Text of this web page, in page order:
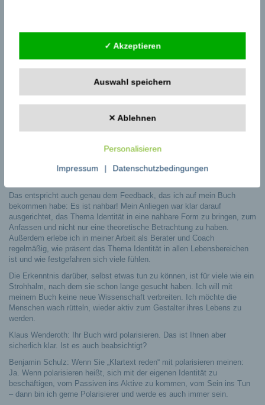
sein lassen. Von diesen spreche ich hier aber nicht. Ich meine solche
Situationen, die wir selbst bestimmen und selbst gestalten können.
Das machen die Menschen da draußen viel zu wenig. Ich kann nur
keine Frage – und ich selbst habe auch schon viel Literatur darüber
dieser Literatur fehlen. Das Thema Identität wird darin so abstrakt
Das entspricht auch genau dem Feedback, das ich auf mein Buch
bekommen habe: Es ist nahbar! Mein Anliegen war klar darauf
ausgerichtet, das Thema Identität in eine nahbare Form zu bringen, zum
Anfassen und nicht nur eine theoretische Betrachtung zu haben.
Außerdem erlebe ich in meiner Arbeit als Berater und Coach
regelmäßig, wie präsent das Thema Identität in allen Lebensbereichen
ist und wie festgefahren sich viele fühlen.
Die Erkenntnis darüber, selbst etwas tun zu können, ist für viele wie ein
Strohhalm, nach dem sie schon lange gesucht haben. Ich will mit
meinem Buch keine neue Wissenschaft verbreiten. Ich möchte die
Menschen wach rütteln, wieder aktiv zum Gestalter ihres Lebens zu
werden.
Klaus Wenderoth: Ihr Buch wird polarisieren. Das ist Ihnen aber
sicherlich klar. Ist es auch beabsichtigt?
Benjamin Schulz: Wenn Sie „Klartext reden“ mit polarisieren meinen:
Ja. Wenn polarisieren heißt, sich mit der eigenen Identität zu
beschäftigen, vom Passiven ins Aktive zu kommen, vom Sein ins Tun
– dann bin ich gerne Polarisierer und werde es auch immer sein.
✓ Akzeptieren
Auswahl speichern
✕ Ablehnen
Personalisieren
Impressum | Datenschutzbedingungen